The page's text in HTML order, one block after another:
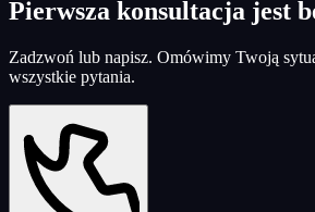
Pierwsza konsultacja jest
Zadzwoń lub napisz. Omówimy Twoją
wszystkie pytania.